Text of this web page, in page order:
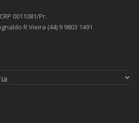
0011081/Pr.
R Vieira (44) 9 9803 1491